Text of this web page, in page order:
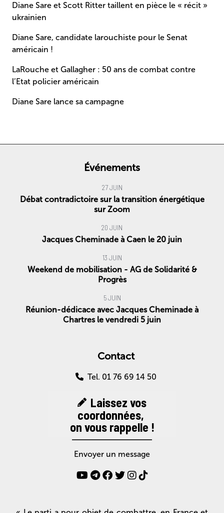
Diane Sare et Scott Ritter taillent en pièce le « récit »
ukrainien
Diane Sare, candidate larouchiste pour le Senat
américain !
LaRouche et Gallagher : 50 ans de combat contre
l’Etat policier américain
Diane Sare lance sa campagne
Événements
27 JUIN
Débat contradictoire sur la transition énergétique
sur Zoom
20 JUIN
Jacques Cheminade à Caen le 20 juin
13 JUIN
Weekend de mobilisation - AG de Solidarité &
Progrès
5 JUIN
Réunion-dédicace avec Jacques Cheminade à
Chartres le vendredi 5 juin
Contact
Tel. 01 76 69 14 50
Laissez vos
coordonnées,
on vous rappelle !
Envoyer un message